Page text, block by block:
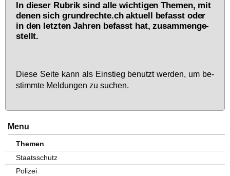
In die­ser Ru­brik sind al­le wich­ti­gen The­men, mit
de­nen sich grund­rech­te.ch ak­tu­ell be­fasst oder
in den letz­ten Jah­ren be­fasst hat, zu­sam­men­ge­
stellt.
Die­se Sei­te kann als Ein­stieg be­nutzt wer­den, um be­
stimm­te Mel­dun­gen zu su­chen.
Menu
Themen
Staatsschutz
Polizei